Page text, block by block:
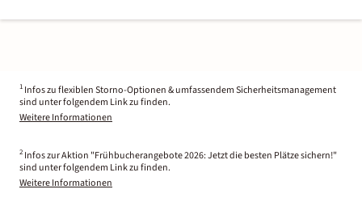
1 Infos zu flexiblen Storno-Optionen & umfassendem Sicherheitsmanagement
sind unter folgendem Link zu finden.
Weitere Informationen
2 Infos zur Aktion "Frühbucherangebote 2026: Jetzt die besten Plätze sichern!"
sind unter folgendem Link zu finden.
Weitere Informationen